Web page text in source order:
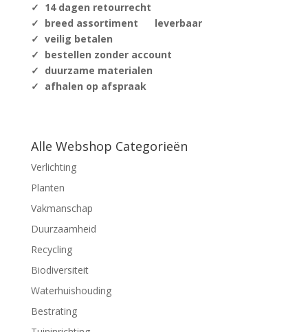
✓ 14 dagen retourrecht
✓ breed assortiment leverbaar
✓ veilig betalen
✓ bestellen zonder account
✓ duurzame materialen
✓ afhalen op afspraak
Alle Webshop Categorieën
Verlichting
Planten
Vakmanschap
Duurzaamheid
Recycling
Biodiversiteit
Waterhuishouding
Bestrating